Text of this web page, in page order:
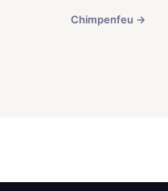
Chimpenfeu →